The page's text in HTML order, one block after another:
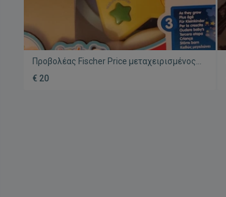
Προβολέας Fischer Price μεταχειρισμένος
σε άριστη κατάσταση
€ 20